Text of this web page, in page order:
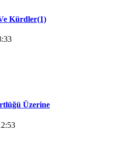
Kürdler(1)
Üzerine